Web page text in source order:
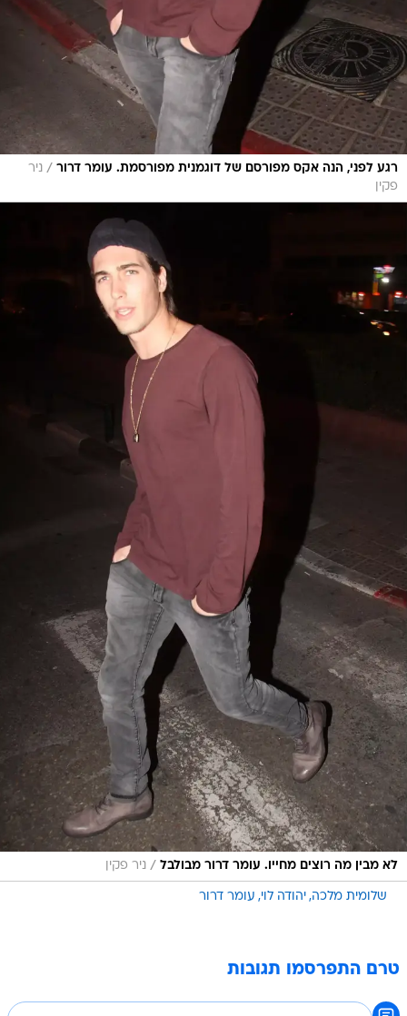
רגע לפני, הנה אקס מפורסם של דוגמנית מפורסמת. עומר דרור / ניר
פקין
לא מבין מה רוצים מחייו. עומר דרור מבולבל / ניר פקין
שלומית מלכה יהודה לוי עומר דרור
טרם התפרסמו תגובות